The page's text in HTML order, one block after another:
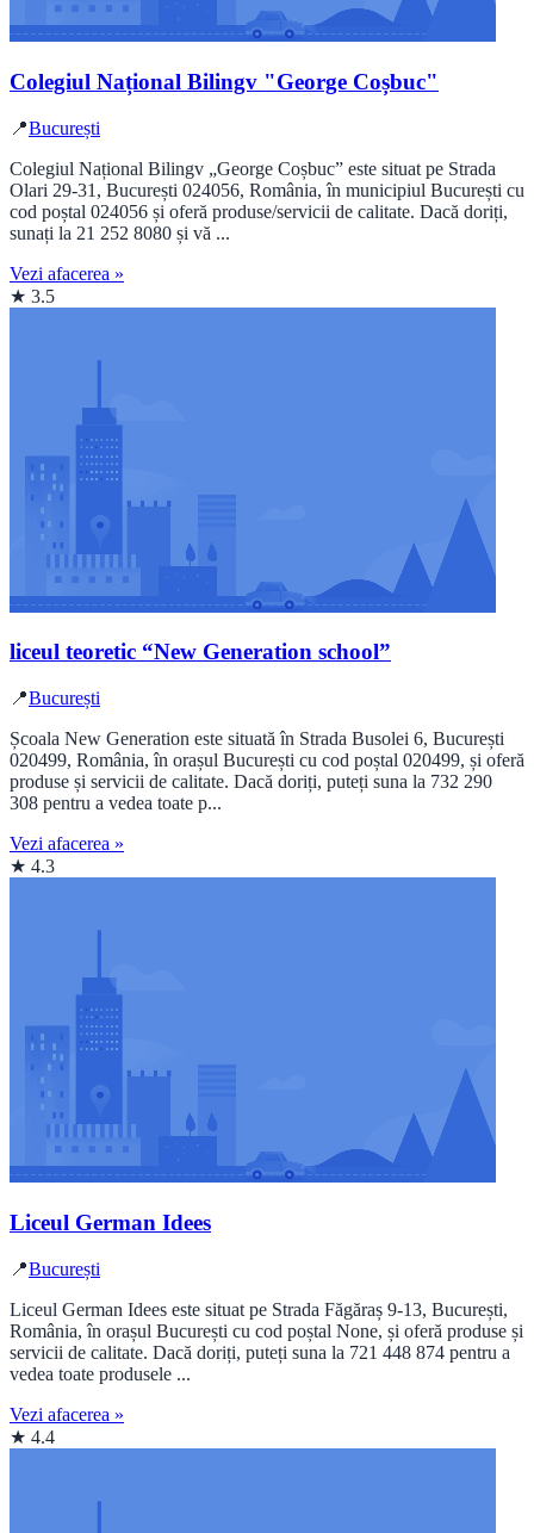
Colegiul Național Bilingv "George Coșbuc"
📍București
Colegiul Național Bilingv „George Coșbuc” este situat pe Strada
Olari 29-31, București 024056, România, în municipiul București cu
cod poștal 024056 și oferă produse/servicii de calitate. Dacă doriți,
sunați la 21 252 8080 și vă ...
Vezi afacerea »
★ 3.5
liceul teoretic “New Generation school”
📍București
Școala New Generation este situată în Strada Busolei 6, București
020499, România, în orașul București cu cod poștal 020499, și oferă
produse și servicii de calitate. Dacă doriți, puteți suna la 732 290
308 pentru a vedea toate p...
Vezi afacerea »
★ 4.3
Liceul German Idees
📍București
Liceul German Idees este situat pe Strada Făgăraș 9-13, București,
România, în orașul București cu cod poștal None, și oferă produse și
servicii de calitate. Dacă doriți, puteți suna la 721 448 874 pentru a
vedea toate produsele ...
Vezi afacerea »
★ 4.4